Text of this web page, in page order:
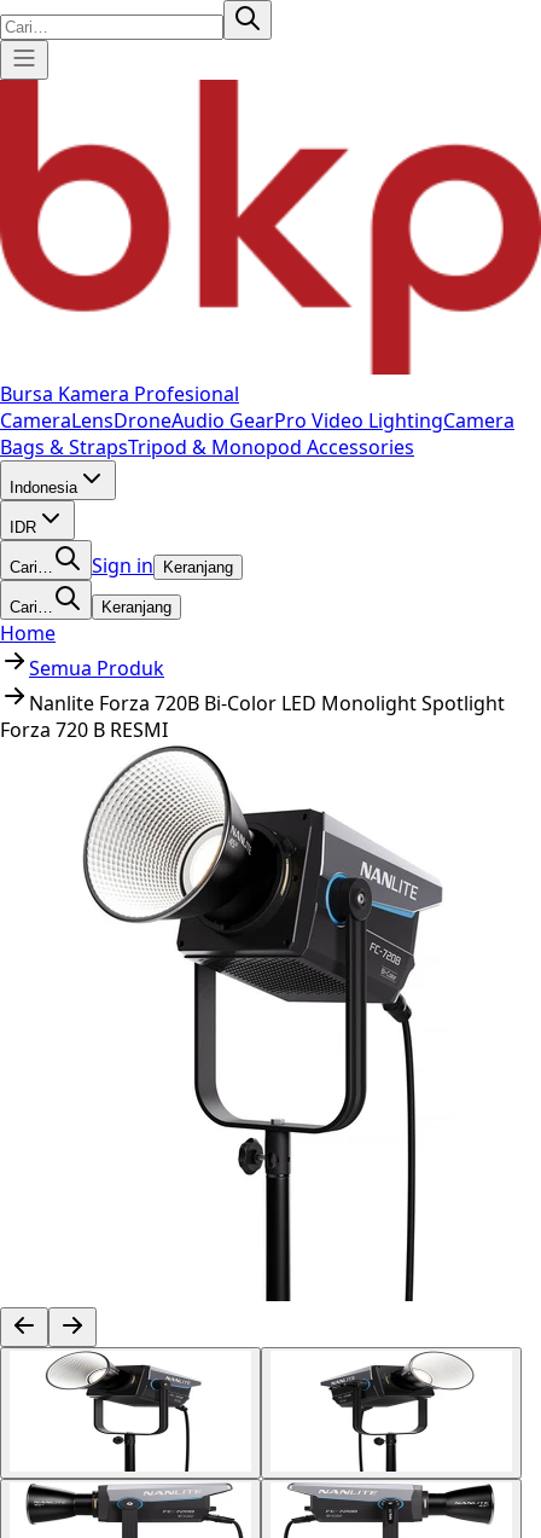
Bursa Kamera Profesional
CameraLensDroneAudio GearPro Video LightingCamera
Bags & StrapsTripod & Monopod Accessories
Indonesia
IDR
Cari… Sign in Keranjang
Cari… Keranjang
Home
Semua Produk
Nanlite Forza 720B Bi-Color LED Monolight Spotlight
Forza 720 B RESMI